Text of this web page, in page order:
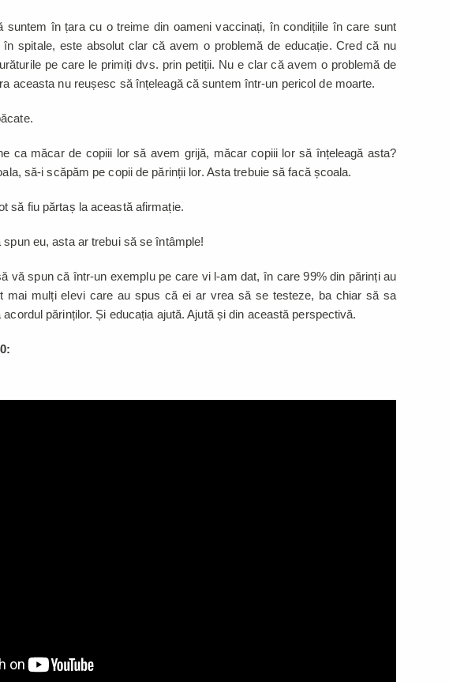
suntem în țara cu o treime din oameni vaccinați, în condițiile în care sunt
spitale, este absolut clar că avem o problemă de educație. Cred că nu
pe care le primiți dvs. prin petiții. Nu e clar că avem o problemă de
aceasta nu reușesc să înțeleagă că suntem într-un pericol de moarte.
ca măcar de copiii lor să avem grijă, măcar copiii lor să înțeleagă asta?
să-i scăpăm pe copii de părinții lor. Asta trebuie să facă școala.
să fiu părtaș la această afirmație.
spun eu, asta ar trebui să se întâmple!
vă spun că într-un exemplu pe care vi l-am dat, în care 99% din părinți au
mai mulți elevi care au spus că ei ar vrea să se testeze, ba chiar să sa
părinților. Și educația ajută. Ajută și din această perspectivă.